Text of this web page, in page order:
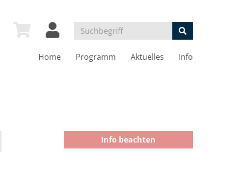
Home Programm Aktuelles Info
Info beachten